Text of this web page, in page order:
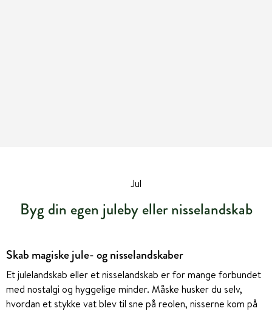
Jul
Byg din egen juleby eller nisselandskab
Skab magiske jule- og nisselandskaber
Et julelandskab eller et nisselandskab er for mange forbundet
med nostalgi og hyggelige minder. Måske husker du selv,
hvordan et stykke vat blev til sne på reolen, nisserne kom på